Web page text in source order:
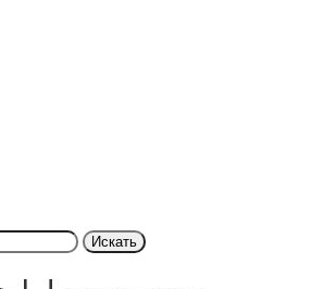
Искать